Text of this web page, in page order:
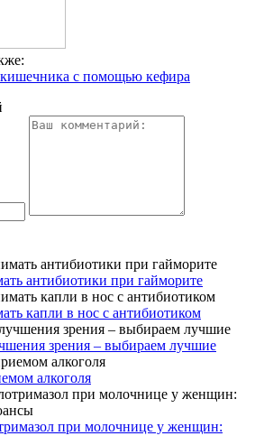
с помощью кефира
антибиотики при гайморите
капли в нос с антибиотиком
зрения – выбираем лучшие
алкоголя
при молочнице у женщин: